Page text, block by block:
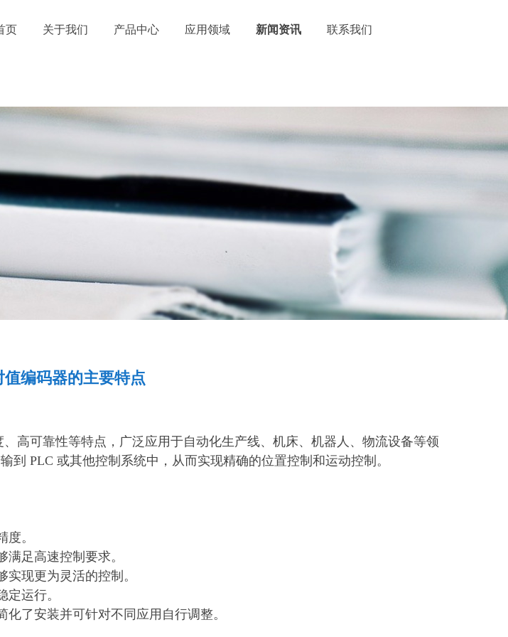
页 关于我们 产品中心 应用领域 新闻资讯 联系我们
编码器的主要特点
高可靠性等特点，广泛应用于自动化生产线、机床、机器人、物流设备等领
PLC 或其他控制系统中，从而实现精确的位置控制和运动控制。
。
足高速控制要求。
现更为灵活的控制。
运行。
了安装并可针对不同应用自行调整。